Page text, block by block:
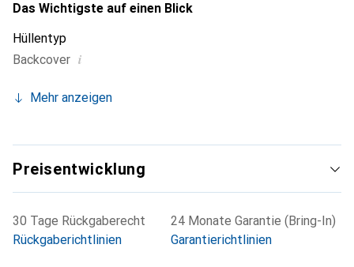
Das Wichtigste auf einen Blick
Hüllentyp
Backcover i
Mehr anzeigen
Preisentwicklung
30 Tage Rückgaberecht
Rückgaberichtlinien
24 Monate Garantie (Bring-In)
Garantierichtlinien